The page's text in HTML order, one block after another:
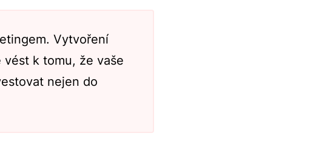
Vytvoření
k tomu, že vaše
nejen do